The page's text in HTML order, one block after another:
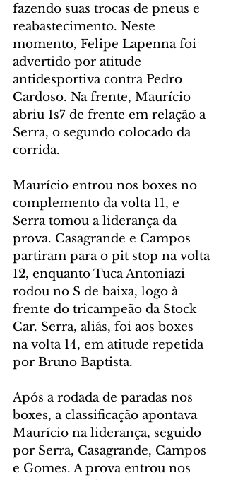
fazendo suas trocas de pneus e
reabastecimento. Neste
momento, Felipe Lapenna foi
advertido por atitude
antidesportiva contra Pedro
Cardoso. Na frente, Maurício
abriu 1s7 de frente em relação a
Serra, o segundo colocado da
corrida.
Maurício entrou nos boxes no
complemento da volta 11, e
Serra tomou a liderança da
prova. Casagrande e Campos
partiram para o pit stop na volta
12, enquanto Tuca Antoniazi
rodou no S de baixa, logo à
frente do tricampeão da Stock
Car. Serra, aliás, foi aos boxes
na volta 14, em atitude repetida
por Bruno Baptista.
Após a rodada de paradas nos
boxes, a classificação apontava
Maurício na liderança, seguido
por Serra, Casagrande, Campos
e Gomes. A prova entrou nos